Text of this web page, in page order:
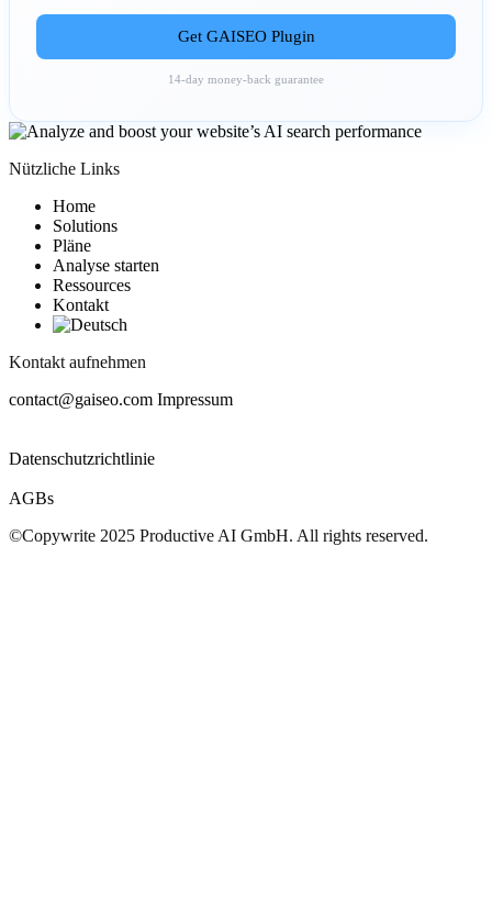
Get GAISEO Plugin
14-day money-back guarantee
Nützliche Links
Home
Solutions
Pläne
Analyse starten
Ressources
Kontakt
Kontakt aufnehmen
contact@gaiseo.com Impressum
Datenschutzrichtlinie
AGBs
©Copywrite 2025 Productive AI GmbH. All rights reserved.